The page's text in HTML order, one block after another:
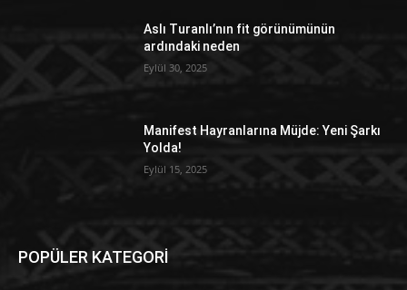
Aslı Turanlı’nın fit görünümünün
ardındaki neden
Eylül 30, 2025
Manifest Hayranlarına Müjde: Yeni Şarkı
Yolda!
Eylül 15, 2025
POPÜLER KATEGORİ